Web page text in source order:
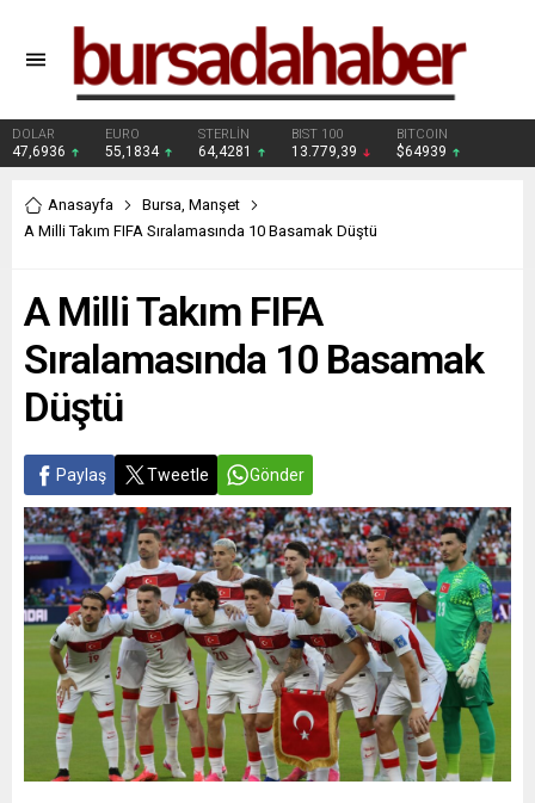
DOLAR
47,6936
EURO
55,1834
STERLİN
64,4281
BIST 100
13.779,39
BITCOIN
$64939
Anasayfa Bursa, Manşet
A Milli Takım FIFA Sıralamasında 10 Basamak Düştü
A Milli Takım FIFA
Sıralamasında 10 Basamak
Düştü
Paylaş Tweetle Gönder